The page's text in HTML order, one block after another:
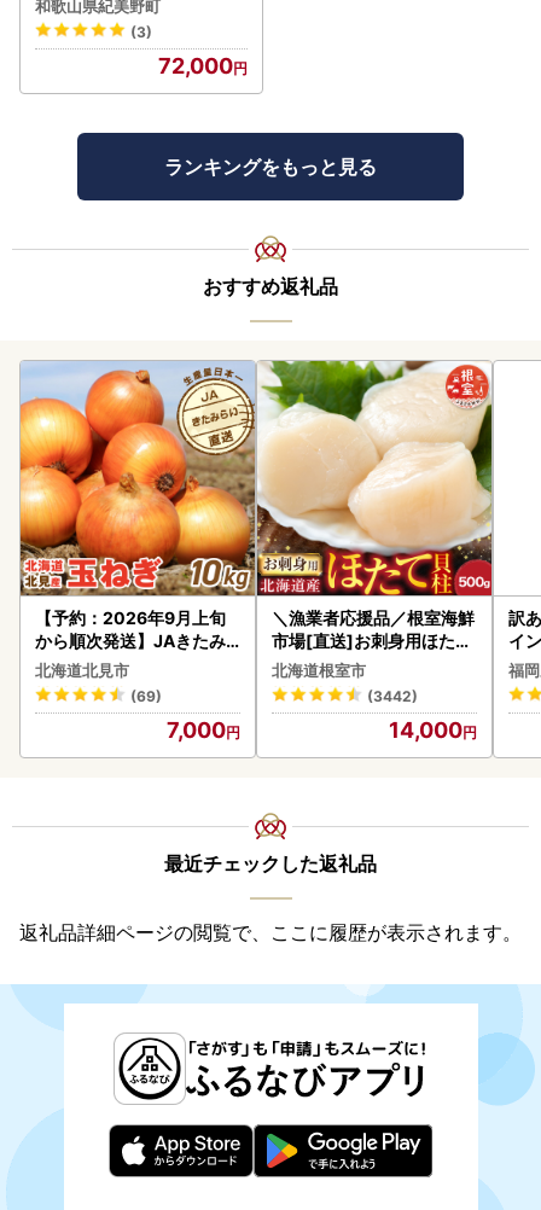
和歌山県紀美野町
(3)
72,000
ランキングをもっと見る
おすすめ返礼品
【予約：2026年9月上旬
から順次発送】JAきたみ
らい産 玉ねぎ Lサイズ 10k
g ( タマネギ たまねぎ 野菜
)【210-0003-2026】
北海道北見市
(69)
7,000
＼漁業者応援品／根室海鮮
市場[直送]お刺身用ほたて
貝柱500g A-28002
北海道根室市
(3442)
14,000
訳
イ
福
最近チェックした返礼品
返礼品詳細ページの閲覧で、ここに履歴が表示されます。